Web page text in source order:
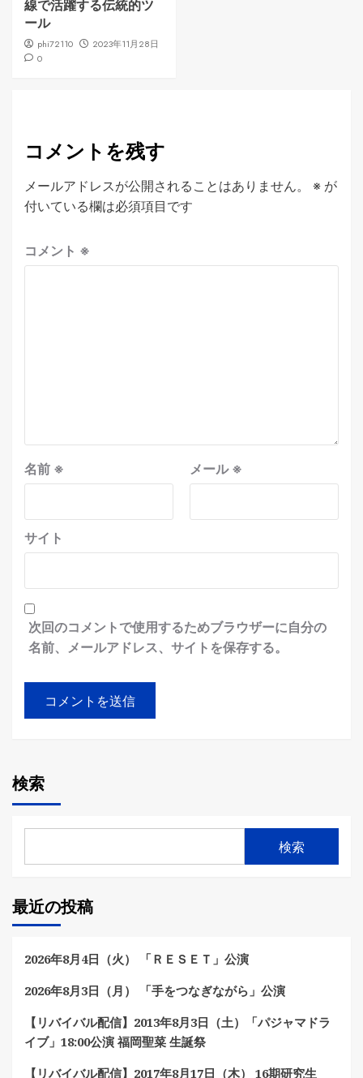
線で活躍する伝統的ツ
ール
phi72110
2023年11月28日
0
コメントを残す
メールアドレスが公開されることはありません。 ※ が
付いている欄は必須項目です
コメント ※
名前 ※ メール※
サイト
次回のコメントで使用するためブラウザーに自分の
名前、メールアドレス、サイトを保存する。
検索
検索
最近の投稿
2026年8月4日（火） 「ＲＥＳＥＴ」公演
2026年8月3日（月） 「手をつなぎながら」公演
【リバイバル配信】2013年8月3日（土）「パジャマドラ
イブ」18:00公演 福岡聖菜 生誕祭
【リバイバル配信】2017年8月17日（木） 16期研究生